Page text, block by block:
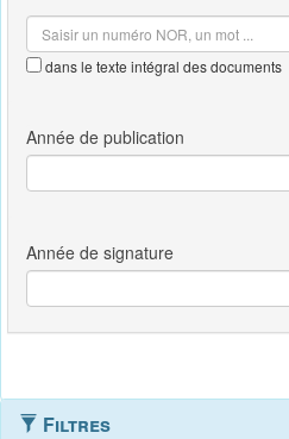
dans le texte intégral des documents
Filtres